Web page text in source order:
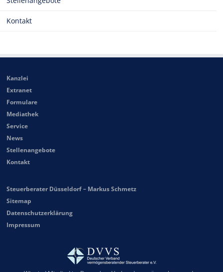
Kontakt
Kanzlei
Extranet
Formulare
Mediathek
Service
News
Stellenangebote
Kontakt
Steuerberater Düsseldorf – Markus Schmetz
Sitemap
Datenschutzerklärung
Impressum